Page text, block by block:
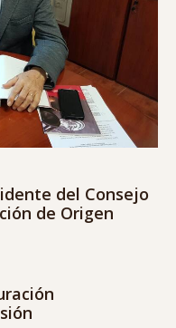
del Consejo
de Origen